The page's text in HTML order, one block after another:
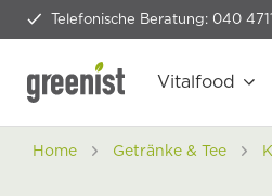
Telefonische Beratung: 040
Vitalfood
Home Getränke & Tee